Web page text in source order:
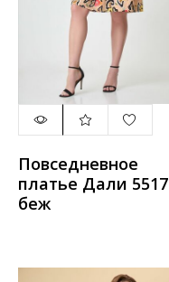
Повседневное
платье Дали 5517
беж